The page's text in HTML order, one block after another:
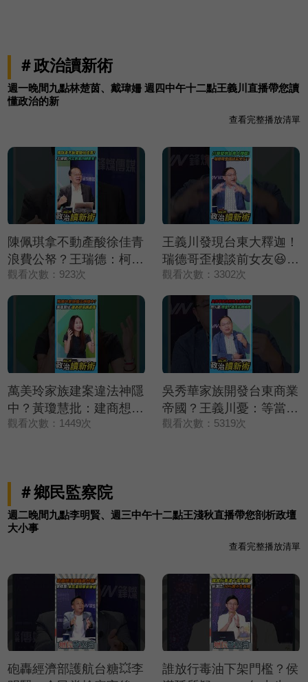
＃政治讀新術
週一晚間九點林楚茵、戴瑋姍 週四中午十二點王義川直播帶您讀
懂政治的新
查看完整播放清單
陳佩琪拿不動產酸徐佳青
浪費公帑？王瑞德：柯文
哲拿的錢更多❗【政治讀
新術】精彩速看
⚡20260806
觀看次數：923次
王義川發現台東大釋迦！
瑞德哥歪樓談前女友😆？
【政治讀新術】精彩速看
⚡20260806
觀看次數：3302次
萬美玲家族建案違法神隱
中？黃瓊慧批：建商想低
調處理💥【政治讀新術】
觀看次數：1449次
吳秀華家族開發台東商業
帝國？王義川憂：等當上
縣長加速推進💥【政治讀
觀看次數：5319次
＃鄉民監察院
週二晚間九點李明賢、週三中午十二點王淺秋直播帶您剖析政壇
大小事
查看完整播放清單
砲轟經濟部護航台糖💥李
誰放行毒油下架門檻？侯